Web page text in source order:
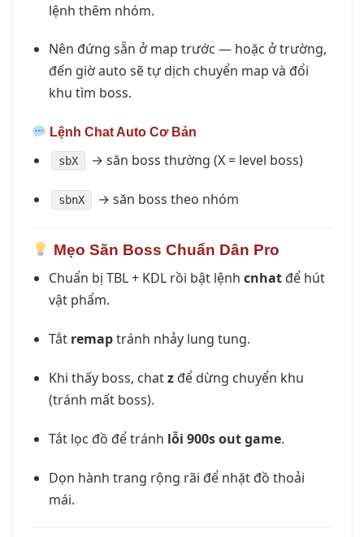
lệnh thêm nhóm.
Nên đứng sẵn ở map trước — hoặc ở trường,
đến giờ auto sẽ tự dịch chuyển map và đổi
khu tìm boss.
Lệnh Chat Auto Cơ Bản
sbX → săn boss thường (X = level boss)
sbnX → săn boss theo nhóm
Mẹo Săn Boss Chuẩn Dân Pro
Chuẩn bị TBL + KDL rồi bật lệnh cnhatđể hút
vật phẩm.
Tắt remaptránh nhảy lung tung.
Khi thấy boss, chatzđể dừng chuyển khu
(tránh mất boss).
Tắt lọc đồ để tránh lỗi 900s out game.
Dọn hành trang rộng rãi để nhặt đồ thoải
mái.